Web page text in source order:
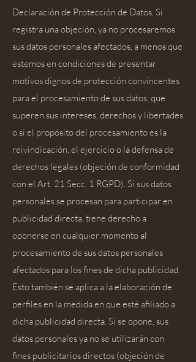
Declaración de Protección de Datos. Si
registra una objeción, ya no procesaremos
sus datos personales afectados, a menos que
estemos en condiciones de presentar
motivos dignos de protección convincentes
para el procesamiento de sus datos, que
superen sus intereses, derechos y libertades
o si el propósito del procesamiento es la
reivindicación, el ejercicio o la defensa de
derechos legales (objeción de conformidad
con el Art. 21 Secc. 1 RGPD). Si sus datos
personales se procesan para participar en
publicidad directa, tiene derecho a
oponerse en cualquier momento al
procesamiento de sus datos personales
afectados para los fines de dicha publicidad.
Esto también se aplica a la elaboración de
perfiles en la medida en que esté afiliado a
dicha publicidad directa. Si se opone, sus
datos personales ya no se utilizarán con
fines publicitarios directos (objeción de